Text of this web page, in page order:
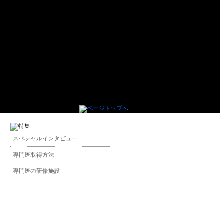
スペシャルインタビュー
専門医取得方法
専門医の研修施設